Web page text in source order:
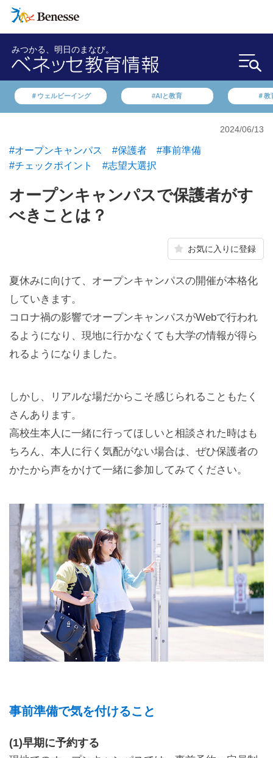
みつかる、明日のまなび。
＃ウェルビーイング #AIと教育 ＃教
2024/06/13
#オープンキャンパス #保護者
#事前準備
#チェックポイント
#志望大選択
オープンキャンパスで保護者がす
べきことは？
お気に入りに登録
夏休みに向けて、オープンキャンパスの開催が本格化
していきます。
コロナ禍の影響でオープンキャンパスがWebで行われ
るようになり、現地に行かなくても大学の情報が得ら
れるようになりました。
しかし、リアルな場だからこそ感じられることもたく
さんあります。
高校生本人に一緒に行ってほしいと相談された時はも
ちろん、本人に行く気配がない場合は、ぜひ保護者の
かたから声をかけて一緒に参加してみてください。
事前準備で気を付けること
(1)早期に予約する